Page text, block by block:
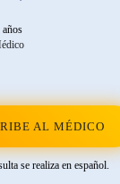
años
AL MÉDICO
se realiza en español.